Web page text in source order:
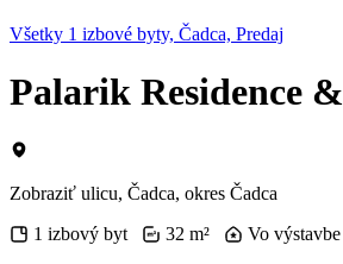
Všetky 1 izbové byty, Čadca, Predaj
Palarik Residence
Zobraziť ulicu, Čadca, okres Čadca
1 izbový byt
32 m² Vo výstavbe